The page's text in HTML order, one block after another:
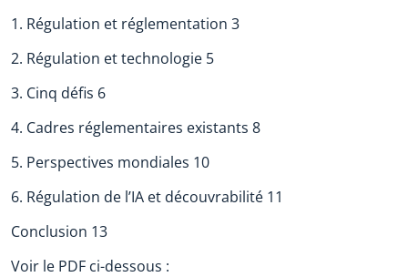
1. Régulation et réglementation 3
2. Régulation et technologie 5
3. Cinq défis 6
4. Cadres réglementaires existants 8
5. Perspectives mondiales 10
6. Régulation de l’IA et découvrabilité 11
Conclusion 13
Voir le PDF ci-dessous :